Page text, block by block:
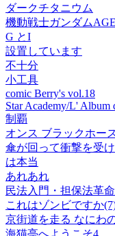
ダークチタニウム
機動戦士ガンダムAGE
G とI
設置しています
不十分
小工具
comic Berry's vol.18
Star Academy/L'
制覇
オンス ブラックホー
傘が回って衝撃を受
は本当
あれあれ
民法入門・担保法革
これはゾンビですか
京街道を走る なにわ
海猫亭へようこそ4